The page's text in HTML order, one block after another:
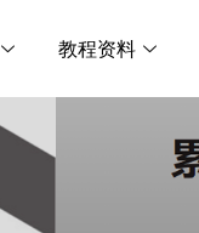
教程资料